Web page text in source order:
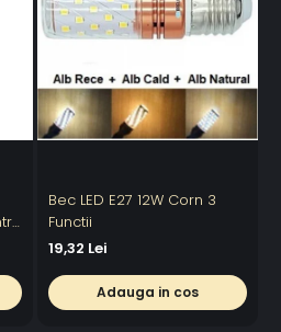
Bec LED E27 12W Corn 3
Functii
19,32 Lei
Adauga in cos